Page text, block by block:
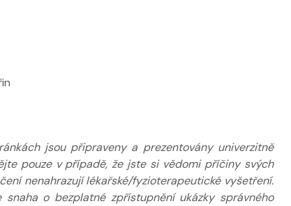
jsou připraveny a prezentovány univerzitně
pouze v případě, že jste si vědomi příčiny svých
nenahrazují lékařské/fyzioterapeutické vyšetření.
o bezplatné zpřístupnění ukázky správného